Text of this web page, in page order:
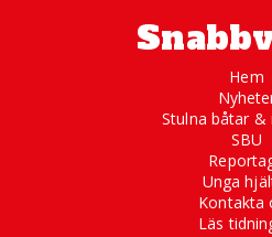
Hem
Stulna båtar
SBU
Unga
Kontakta
Läs